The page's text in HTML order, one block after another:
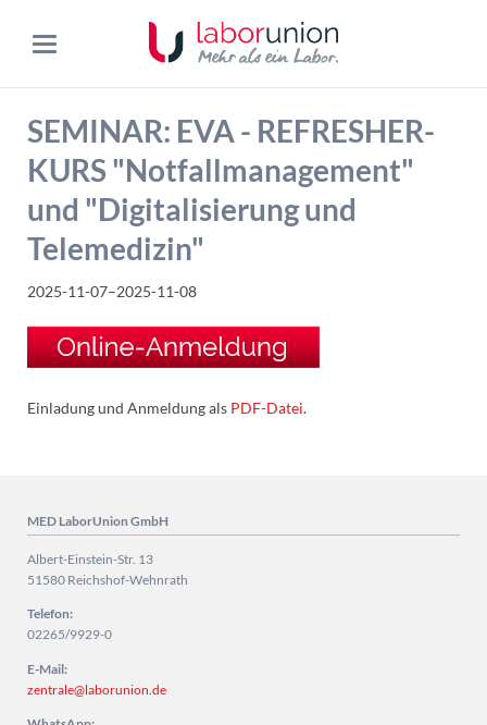
SEMINAR: EVA - REFRESHER-
KURS "Notfallmanagement"
und "Digitalisierung und
Telemedizin"
2025-11-07–2025-11-08
Einladung und Anmeldung als PDF-Datei.
MED LaborUnion GmbH
Albert-Einstein-Str. 13
51580 Reichshof-Wehnrath
Telefon:
02265/9929-0
E-Mail:
zentrale@laborunion.de